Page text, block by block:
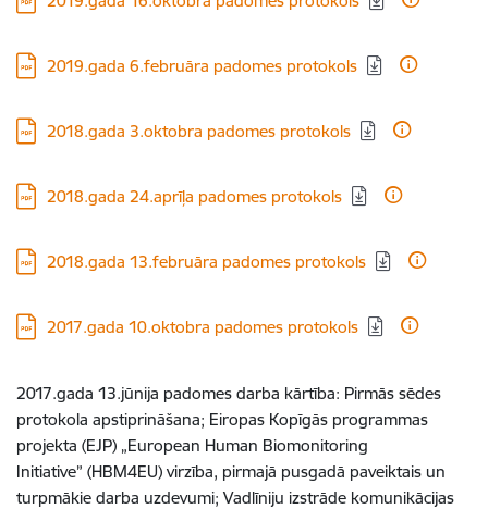
Lejupielādēt:
2019.gada 6.februāra padomes protokols
Lejupielādēt:
2018.gada 3.oktobra padomes protokols
Lejupielādēt:
2018.gada 24.aprīļa padomes protokols
Lejupielādēt:
2018.gada 13.februāra padomes protokols
Lejupielādēt:
2017.gada 10.oktobra padomes protokols
2017.gada 13.jūnija padomes darba kārtība: Pirmās sēdes
protokola apstiprināšana; Eiropas Kopīgās programmas
projekta (EJP) „European Human Biomonitoring
Initiative” (HBM4EU) virzība, pirmajā pusgadā paveiktais un
turpmākie darba uzdevumi; Vadlīniju izstrāde komunikācijas